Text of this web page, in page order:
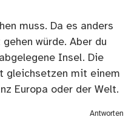
muss. Da es anders
würde. Aber du
Insel. Die
gleichsetzen mit einem
Europa oder der Welt.
Antworten